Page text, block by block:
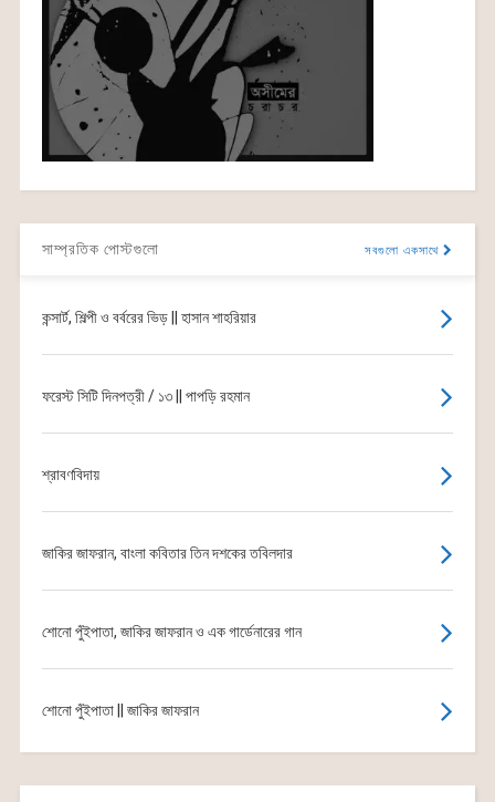
সাম্প্রতিক পোস্টগুলো সবগুলো একসাথে
কন্সার্ট, শিল্পী ও বর্বরের ভিড় || হাসান শাহরিয়ার
ফরেস্ট সিটি দিনপত্রী / ১৩ || পাপড়ি রহমান
শ্রাবণবিদায়
জাকির জাফরান, বাংলা কবিতার তিন দশকের তবিলদার
শোনো পুঁইপাতা, জাকির জাফরান ও এক গার্ডেনারের গান
শোনো পুঁইপাতা || জাকির জাফরান